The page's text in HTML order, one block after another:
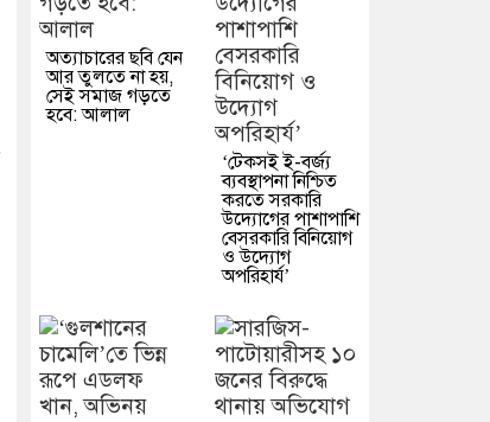
অত্যাচারের ছবি যেন
আর তুলতে না হয়,
সেই সমাজ গড়তে
হবে: আলাল
‘টেকসই ই-বর্জ্য
ব্যবস্থাপনা নিশ্চিত
করতে সরকারি
উদ্যোগের পাশাপাশি
বেসরকারি বিনিয়োগ
ও উদ্যোগ
অপরিহার্য’